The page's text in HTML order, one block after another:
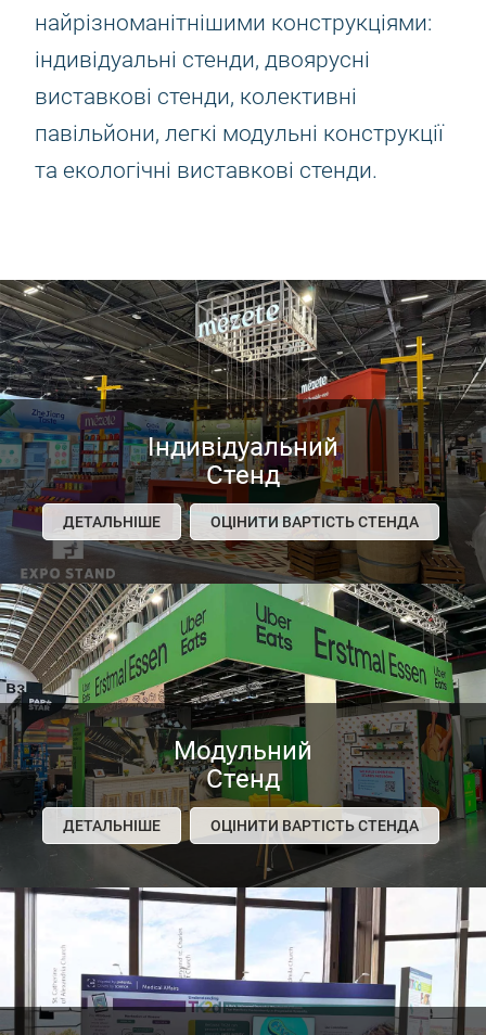
найрізноманітнішими конструкціями:
індивідуальні стенди, двоярусні
виставкові стенди, колективні
павільйони, легкі модульні конструкції
та екологічні виставкові стенди.
Індивідуальний
Стенд
ДЕТАЛЬНІШЕ ОЦІНИТИ ВАРТІСТЬ СТЕНДА
Модульний
Стенд
ДЕТАЛЬНІШЕ ОЦІНИТИ ВАРТІСТЬ СТЕНДА